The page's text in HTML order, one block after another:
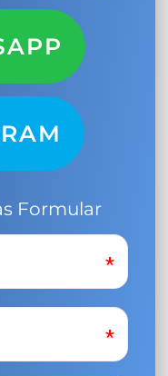
Formular